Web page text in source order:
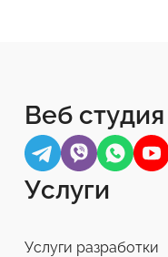
Веб
Услуги
Услуги разработки